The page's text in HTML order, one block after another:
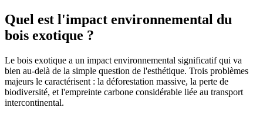
Quel est l'impact environnemental du
bois exotique ?
Le bois exotique a un impact environnemental significatif qui va
bien au-delà de la simple question de l'esthétique. Trois problèmes
majeurs le caractérisent : la déforestation massive, la perte de
biodiversité, et l'empreinte carbone considérable liée au transport
intercontinental.